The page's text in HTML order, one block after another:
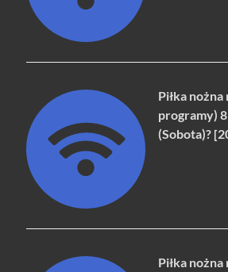
Piłka nożna
programy)
(Sobota)?
Piłka nożna